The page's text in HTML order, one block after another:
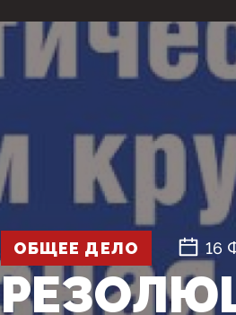
ОБЩЕЕ ДЕЛО 16